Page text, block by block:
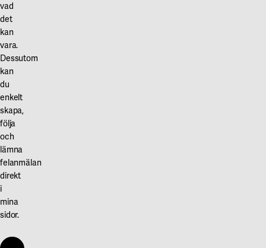
vad
det
kan
vara.
Dessutom
kan
du
enkelt
skapa,
följa
och
lämna
felanmälan
direkt
i
mina
sidor.